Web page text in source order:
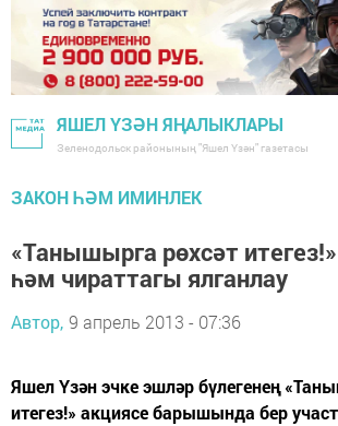
ЯШЕЛ ҮЗӘН ЯҢАЛЫКЛАРЫ
Зеленодольск районының "Яшел Үзән" газетасы
ЗАКОН ҺӘМ ИМИНЛЕК
«Танышырга рөхсәт
һәм чираттагы ялганлау
Автор, 9 апрель 2013 - 07:36
Яшел Үзән эчке эшләр бүлегенең
итегез!» акциясе барышында бер